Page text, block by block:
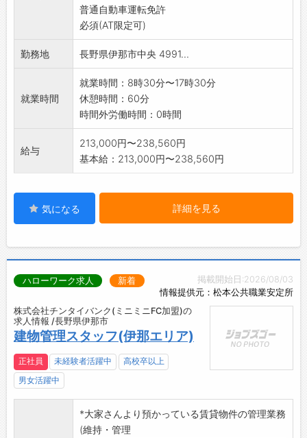
む営業研修をしていただきます。(研修中は松
本市内の寮
に宿泊となります)
*社内規程により、警備未経験者に限ります。
普通自動車運転免許
必須(AT限定可)
勤務地 長野県伊那市中央 4991...
就業時間
就業時間：8時30分〜17時30分
休憩時間：60分
時間外労働時間：0時間
給与
213,000円〜238,560円
基本給：213,000円〜238,560円
気になる 詳細を見る
掲載開始日:2026/08/03
情報提供元：松本公共職業安定所
ハローワーク求人 新着
株式会社チンタイバンク(ミニミニFC加盟)の
求人情報 /長野県伊那市
建物管理スタッフ(伊那エリア)
正社員 未経験者活躍中
高校卒以上
男女活躍中
*大家さんより預かっている賃貸物件の管理業務
(維持・管理